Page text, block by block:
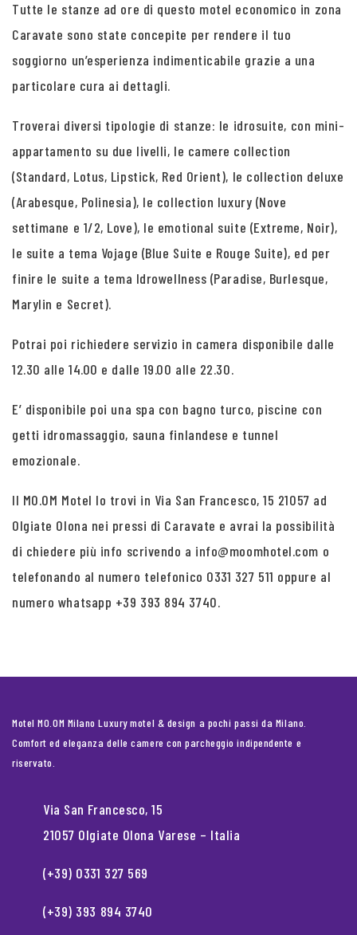
Tutte le stanze ad ore di questo motel economico in zona
Caravate sono state concepite per rendere il tuo
soggiorno un’esperienza indimenticabile grazie a una
particolare cura ai dettagli.
Troverai diversi tipologie di stanze: le idrosuite, con mini-
appartamento su due livelli, le camere collection
(Standard, Lotus, Lipstick, Red Orient), le collection deluxe
(Arabesque, Polinesia), le collection luxury (Nove
settimane e 1/2, Love), le emotional suite (Extreme, Noir),
le suite a tema Vojage (Blue Suite e Rouge Suite), ed per
finire le suite a tema Idrowellness (Paradise, Burlesque,
Marylin e Secret).
Potrai poi richiedere servizio in camera disponibile dalle
12.30 alle 14.00 e dalle 19.00 alle 22.30.
E’ disponibile poi una spa con bagno turco, piscine con
getti idromassaggio, sauna finlandese e tunnel
emozionale.
Il MO.OM Motel lo trovi in Via San Francesco, 15 21057 ad
Olgiate Olona nei pressi di Caravate e avrai la possibilità
di chiedere più info scrivendo a info@moomhotel.com o
telefonando al numero telefonico 0331 327 511 oppure al
numero whatsapp +39 393 894 3740.
Motel MO.OM Milano Luxury motel & design a pochi passi da Milano.
Comfort ed eleganza delle camere con parcheggio indipendente e
riservato.
Via San Francesco, 15
21057 Olgiate Olona Varese – Italia
(+39) 0331 327 569
(+39) 393 894 3740